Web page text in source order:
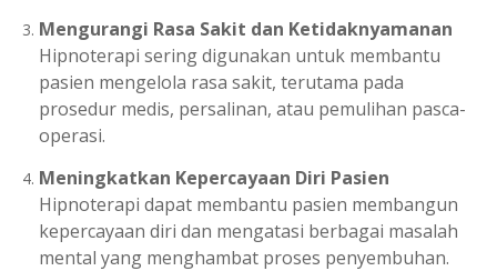
Mengurangi Rasa Sakit dan Ketidaknyamanan
Hipnoterapi sering digunakan untuk membantu
pasien mengelola rasa sakit, terutama pada
prosedur medis, persalinan, atau pemulihan pasca-
operasi.
Meningkatkan Kepercayaan Diri Pasien
Hipnoterapi dapat membantu pasien membangun
kepercayaan diri dan mengatasi berbagai masalah
mental yang menghambat proses penyembuhan.